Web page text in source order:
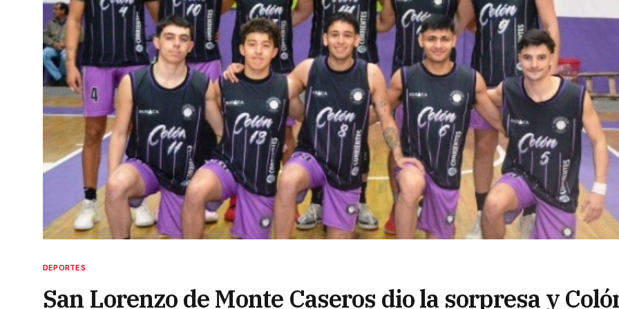
DEPORTES
San Lorenzo de Monte Caseros dio la sorpresa y